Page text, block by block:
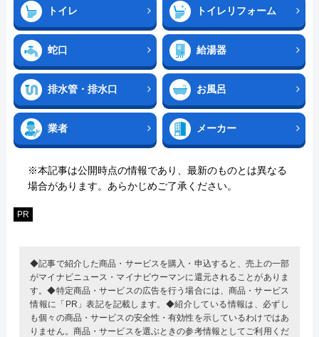
トイレ トイレリフォーム
蛇口 給湯器
排水管・排水口 お風呂
業者 メーカー
※本記事は公開時点の情報であり、最新のものとは異なる
場合があります。あらかじめご了承ください。
PR
◆記事で紹介した商品・サービスを購入・申込すると、売上の一部
がマイナビニュース・マイナビウーマンに還元されることがありま
す。◆特定商品・サービスの広告を行う場合には、商品・サービス
情報に「PR」表記を記載します。◆紹介している情報は、必ずし
も個々の商品・サービスの安全性・有効性を示しているわけではあ
りません。商品・サービスを選ぶときの参考情報としてご利用くだ